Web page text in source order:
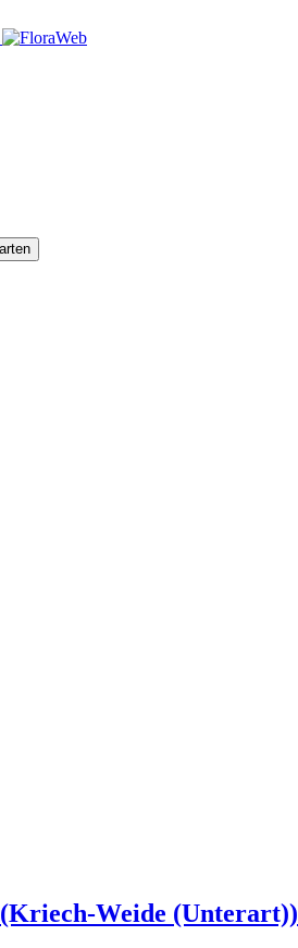
(Kriech-Weide (Unterart))